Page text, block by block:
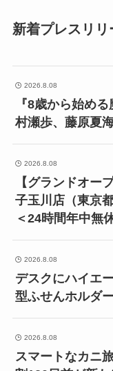
新着プレスリリ
2026.8.08
『8歳から始め
村瀬歩、藤原夏
2026.8.08
【グランドオー
子玉川店（東京
＜24時間年中無
2026.8.08
デスクにハイエ
型ふせんホルダ
2026.8.08
スマートなカニ